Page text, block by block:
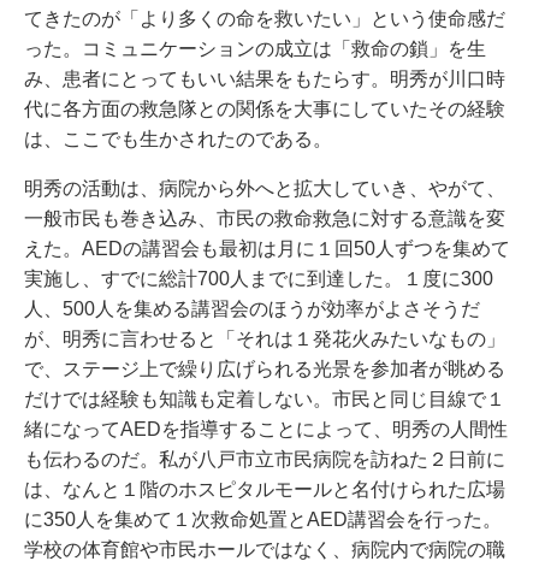
てきたのが「より多くの命を救いたい」という使命感だ
った。コミュニケーションの成立は「救命の鎖」を生
み、患者にとってもいい結果をもたらす。明秀が川口時
代に各方面の救急隊との関係を大事にしていたその経験
は、ここでも生かされたのである。
明秀の活動は、病院から外へと拡大していき、やがて、
一般市民も巻き込み、市民の救命救急に対する意識を変
えた。AEDの講習会も最初は月に１回50人ずつを集めて
実施し、すでに総計700人までに到達した。１度に300
人、500人を集める講習会のほうが効率がよさそうだ
が、明秀に言わせると「それは１発花火みたいなもの」
で、ステージ上で繰り広げられる光景を参加者が眺める
だけでは経験も知識も定着しない。市民と同じ目線で１
緒になってAEDを指導することによって、明秀の人間性
も伝わるのだ。私が八戸市立市民病院を訪ねた２日前に
は、なんと１階のホスピタルモールと名付けられた広場
に350人を集めて１次救命処置とAED講習会を行った。
学校の体育館や市民ホールではなく、病院内で病院の職